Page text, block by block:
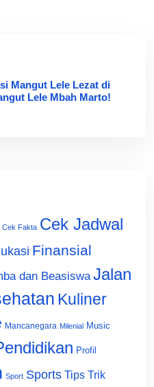
Mangut Lele Lezat di
Lele Mbah Marto!
Cek Fakta Cek Jadwal
Finansial
dan Beasiswa Jalan
Kuliner
Mancanegara Milenial Music
Profil
Sport Sports Tips Trik